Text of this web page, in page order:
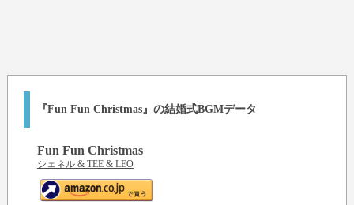
『Fun Fun Christmas』の結婚式BGMデータ
Fun Fun Christmas
シェネル & TEE & LEO